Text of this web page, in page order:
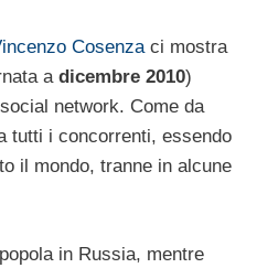
Cosenzaci mostra
adicembre 2010)
network. Come da
tutti i concorrenti, essendo
il mondo, tranne in alcune
in Russia, mentre